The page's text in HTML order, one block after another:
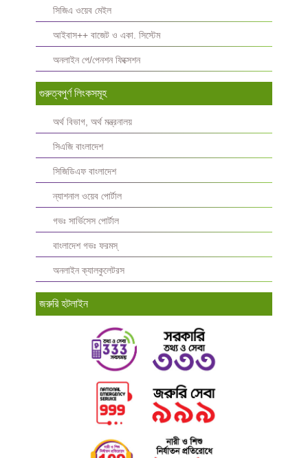
সিজিএ ওয়েব মেইল
আইবাস++ বাজেট ও একা. সিস্টেম
অনলাইন পে/পেনশন ফিক্সেশন
গুরুত্বপুর্ণ লিংকসমূহ
অর্থ বিভাগ, অর্থ মন্ত্রনালয়
সিএজি বাংলাদেশ
সিজিডিএফ বাংলাদেশ
ন্যাশনাল ওয়েব পোর্টাল
গভঃ সার্ভিসেস পোর্টাল
বাংলাদেশ গভঃ ফরমস্‌
অনলাইন ক্যালকুলেটরস
জরুরি হটলাইন